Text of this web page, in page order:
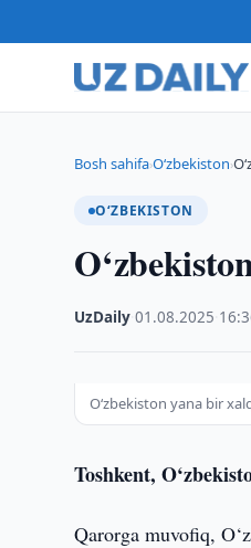
Bosh sahifa›O‘zbekiston›
O‘ZBEKISTON
UzDaily ·01.08.2025
O‘zbekiston yana bir
Toshkent,
Qarorga muvofiq,